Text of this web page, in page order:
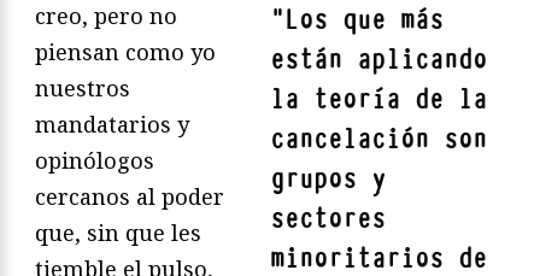
"Los que más
están aplicando
la teoría de la
cancelación son
grupos y
sectores
minoritarios de
creo, pero no
piensan como yo
nuestros
mandatarios y
opinólogos
cercanos al poder
que, sin que les
tiemble el pulso,